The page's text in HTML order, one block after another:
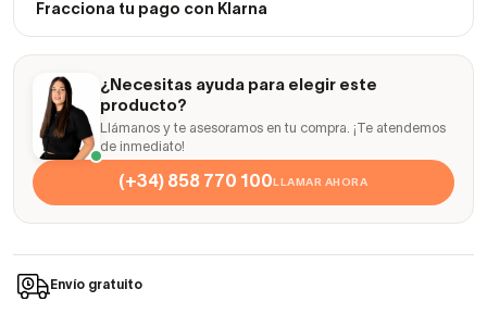
Fracciona tu pago con Klarna
¿Necesitas ayuda para elegir este
producto?
Llámanos y te asesoramos en tu compra. ¡Te atendemos
de inmediato!
(+34) 858 770 100LLAMAR AHORA
Envío gratuito